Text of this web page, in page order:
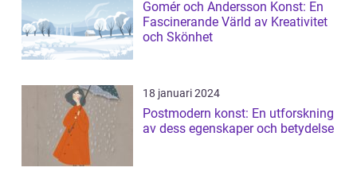
Gomér och Andersson Konst: En
Fascinerande Värld av Kreativitet
och Skönhet
18 januari 2024
Postmodern konst: En utforskning
av dess egenskaper och betydelse